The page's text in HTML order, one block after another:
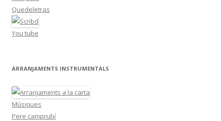
Quedeletras
You tube
ARRANJAMENTS INSTRUMENTALS
Músiques
Pere camprubí